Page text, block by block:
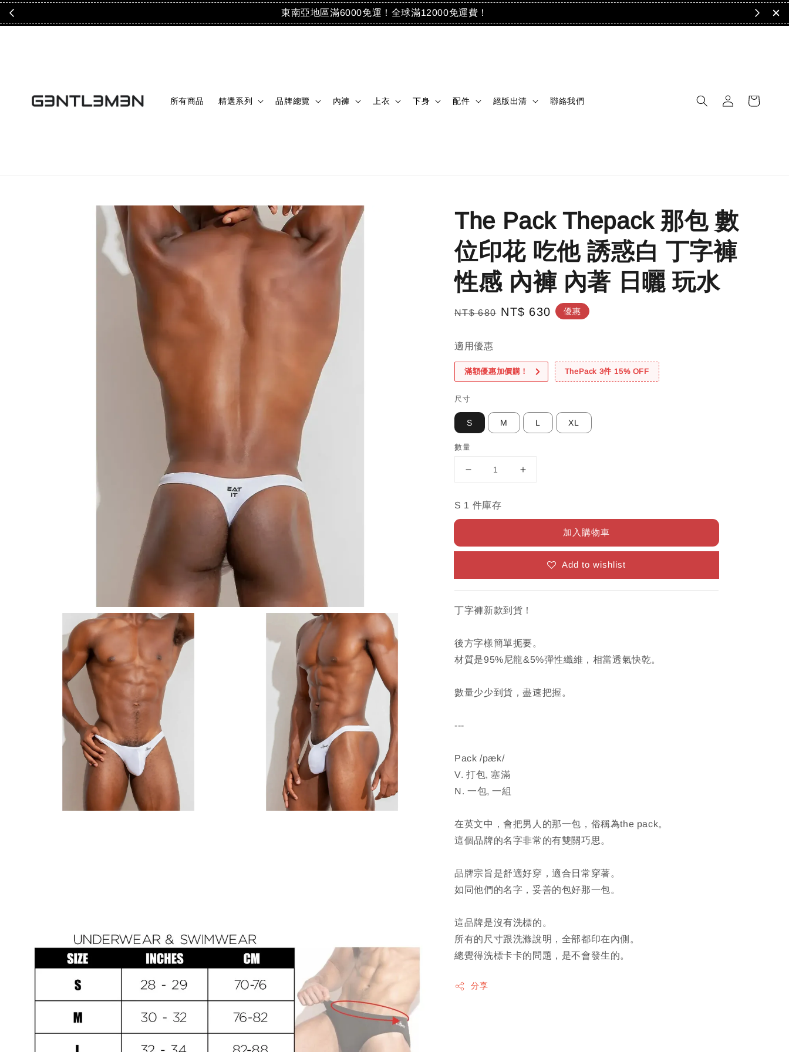
東南亞地區滿6000免運！全球滿12000免運費！
所有商品 精選系列 品牌總覽 內褲 上衣 下身 配件 絕版出清 聯絡我們
The Pack Thepack 那包 數
位印花 吃他 誘惑白 丁字褲
性感 內褲 內著 日曬 玩水
Regular
NT$ 680 Sale
NT$ 630 優惠
適用優惠
滿額優惠加價購！ ThePack 3件 15% OFF
尺寸
S M L XL
數量
S 1 件庫存
加入購物車
Add to wishlist
丁字褲新款到貨！
後方字樣簡單扼要。
材質是95%尼龍&5%彈性纖維，相當透氣快乾。
數量少少到貨，盡速把握。
---
Pack /pæk/
V. 打包, 塞滿
N. 一包, 一組
在英文中，會把男人的那一包，俗稱為the pack。
這個品牌的名字非常的有雙關巧思。
品牌宗旨是舒適好穿，適合日常穿著。
如同他們的名字，妥善的包好那一包。
這品牌是沒有洗標的。
所有的尺寸跟洗滌說明，全部都印在內側。
總覺得洗標卡卡的問題，是不會發生的。
分享